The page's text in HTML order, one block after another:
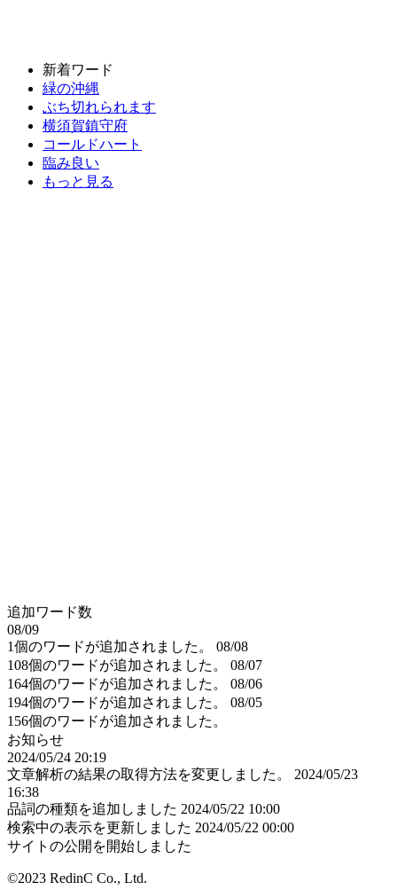
新着ワード
緑の沖縄
ぶち切れられます
横須賀鎮守府
コールドハート
臨み良い
もっと見る
追加ワード数
08/09
1個のワードが追加されました。
08/08
108個のワードが追加されました。
08/07
164個のワードが追加されました。
08/06
194個のワードが追加されました。
08/05
156個のワードが追加されました。
お知らせ
2024/05/24 20:19
文章解析の結果の取得方法を変更しました。
2024/05/23
16:38
品詞の種類を追加しました 2024/05/22 10:00
検索中の表示を更新しました 2024/05/22 00:00
サイトの公開を開始しました
©2023 RedinC Co., Ltd.